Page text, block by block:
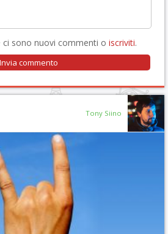
ci sono nuovi commenti o iscriviti.
Tony Siino